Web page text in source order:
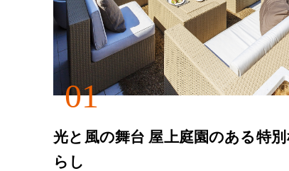
01
光と風の舞台 屋上庭園のある特
らし